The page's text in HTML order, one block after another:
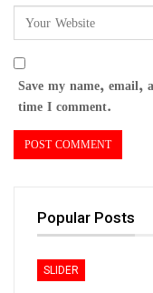
Save my name, email,
time I comment.
Popular Posts
SLIDER